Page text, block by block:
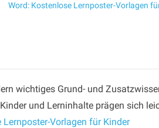
Word: Kostenlose Lernposter-Vorlagen
wichtiges Grund- und
und Lerninhalte prägen sich
Lernposter-Vorlagen für Kinder